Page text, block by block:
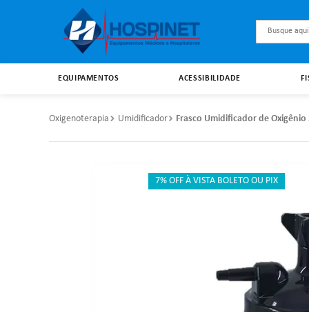
Busque
EQUIPAMENTOS ACESSIBILIDADE
Oxigenoterapia Umidificador Frasco Umidificador de Oxigênio
7% OFF À VISTA BOLETO OU PIX